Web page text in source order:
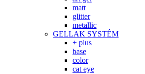
matt
glitter
metallic
GELLAK SYSTÉM
+ plus
base
color
cat eye